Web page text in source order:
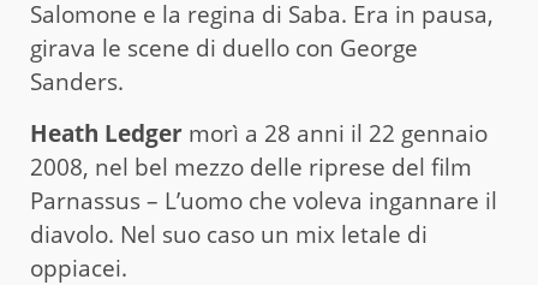
Salomone e la regina di Saba. Era in pausa,
girava le scene di duello con George
Sanders.
Heath Ledger morì a 28 anni il 22 gennaio
2008, nel bel mezzo delle riprese del film
Parnassus – L’uomo che voleva ingannare il
diavolo. Nel suo caso un mix letale di
oppiacei.